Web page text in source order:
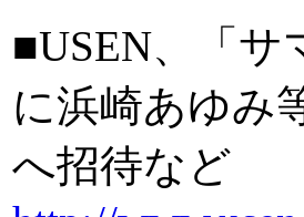
■USEN、「サ
に浜崎あゆみ
へ招待など